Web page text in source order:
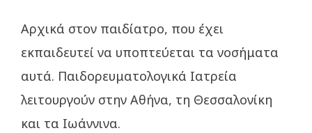
Αρχικά στον παιδίατρο, που έχει
εκπαιδευτεί να υποπτεύεται τα νοσήματα
αυτά. Παιδορευματολογικά Ιατρεία
λειτουργούν στην Αθήνα, τη Θεσσαλονίκη
και τα Ιωάννινα.